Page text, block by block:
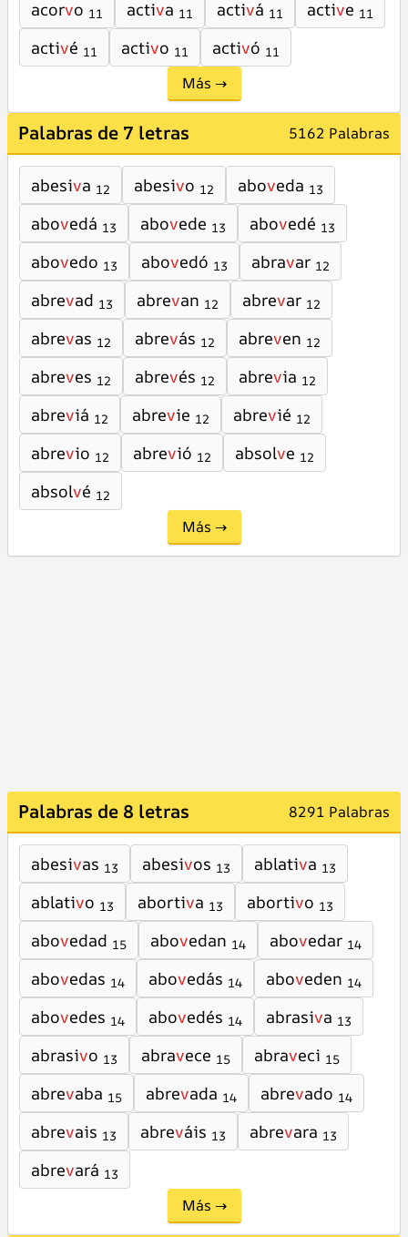
acorvo 11 activa 11 activá 11 active 11
activé 11 activo 11 activó 11
Más →
Palabras de 7 letras 5162 Palabras
abesiva 12 abesivo 12 aboveda 13
abovedá 13 abovede 13 abovedé 13
abovedo 13 abovedó 13 abravar 12
abrevad 13 abrevan 12 abrevar 12
abrevas 12 abrevás 12 abreven 12
abreves 12 abrevés 12 abrevia 12
abreviá 12 abrevie 12 abrevié 12
abrevio 12 abrevió 12 absolve 12
absolvé 12
Más →
Palabras de 8 letras 8291 Palabras
abesivas 13 abesivos 13 ablativa 13
ablativo 13 abortiva 13 abortivo 13
abovedad 15 abovedan 14 abovedar 14
abovedas 14 abovedás 14 aboveden 14
abovedes 14 abovedés 14 abrasiva 13
abrasivo 13 abravece 15 abraveci 15
abrevaba 15 abrevada 14 abrevado 14
abrevais 13 abreváis 13 abrevara 13
abrevará 13
Más →